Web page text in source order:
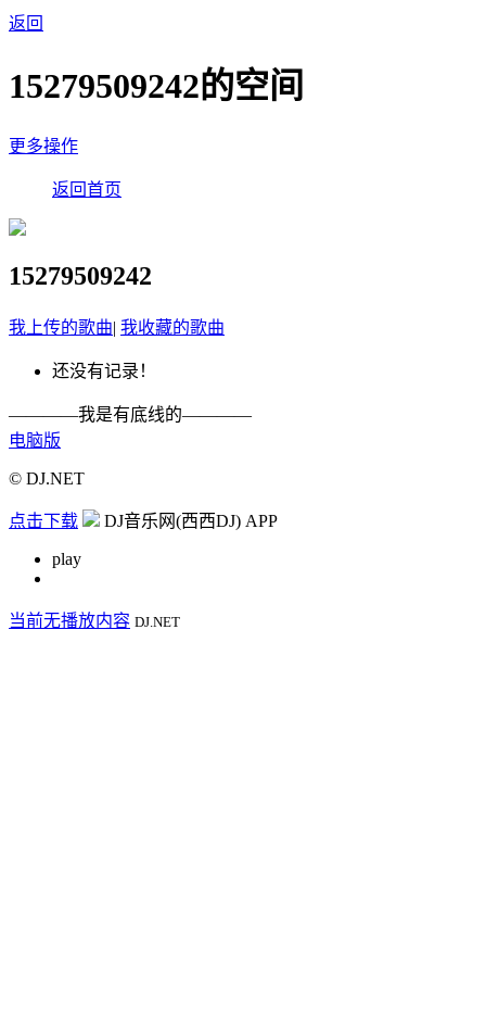
返回
15279509242的空间
更多操作
返回首页
15279509242
我上传的歌曲| 我收藏的歌曲
还没有记录！
————我是有底线的————
电脑版
© DJ.NET
点击下载 DJ音乐网(西西DJ) APP
play
当前无播放内容 DJ.NET